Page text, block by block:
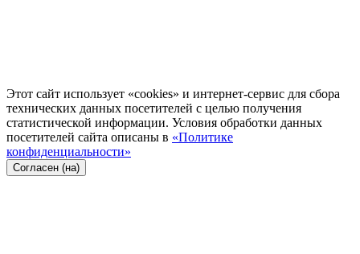
Этот сайт использует «cookies» и интернет-сервис для сбора
технических данных посетителей с целью получения
статистической информации. Условия обработки данных
посетителей сайта описаны в «Политике
конфиденциальности»
Согласен (на)